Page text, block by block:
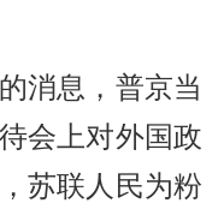
消息，普京当
会上对外国政
苏联人民为粉